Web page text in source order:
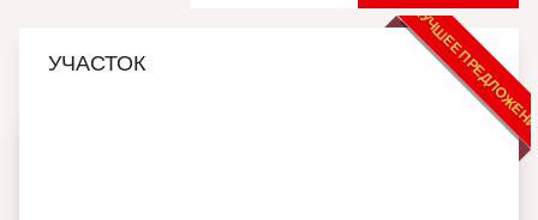
ЛУЧШЕЕ
УЧАСТОК